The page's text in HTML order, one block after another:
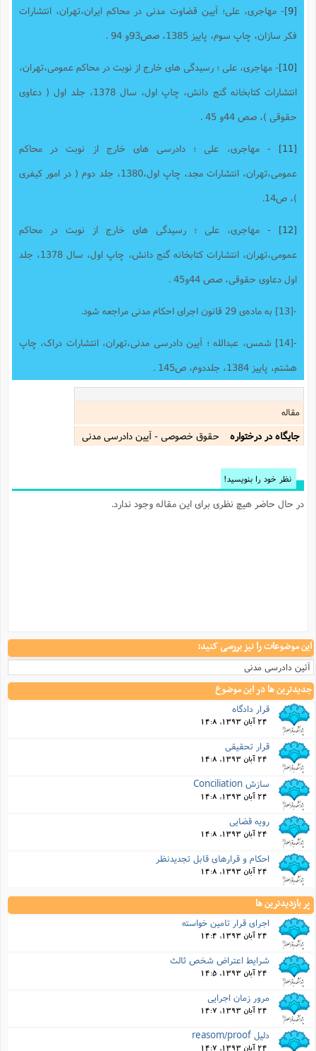
- مهاجری، علی؛ آیین قضاوت مدنی در محاکم ایران،تهران، انتشارات
فکر سازان، چاپ سوم، پاییز 1385، صص93و 94 .
- مهاجری، علی ؛ رسیدگی های خارج از نوبت در محاکم عمومی،تهران،
انتشارات کتابخانه گنج دانش، چاپ اول، سال 1378، جلد اول ( دعاوی
حقوقی )، صص 44و 45 .
- مهاجری، علی ؛ دادرسی های خارج از نوبت در محاکم
عمومی،تهران، انتشارات مجد، چاپ اول،1380، جلد دوم ( در امور کیفری
)، ص14.
- مهاجری، علی ؛ رسیدگی های خارج از نوبت در محاکم
عمومی،تهران، انتشارات کتابخانه گنج دانش، چاپ اول، سال 1378، جلد
اول دعاوی حقوقی، صص 44و45 .
-[13] به ماده‌ی 29 قانون اجرای احکام مدنی مراجعه شود.
-[14] شمس، عبدالله ؛ آیین دادرسی مدنی،تهران، انتشارات دراک، چاپ
هشتم، پاییز 1384، جلددوم، ص145 .
مقاله
جایگاه در درختواره
حقوق خصوصی - آیین دادرسی مدنی
نظر خود را بنویسید!
در حال حاضر هیچ نظری برای این مقاله وجود ندارد.
این موضوعات را نیز بررسی کنید:
آئین‌ دادرسی مدنی
جدیدترین ها در این موضوع
قرار دادگاه
24 آبان 1393, 14:8
قرار تحقیقی
24 آبان 1393, 14:8
سازش Conciliation
24 آبان 1393, 14:8
رویه قضایی
24 آبان 1393, 14:8
احکام و قرارهای قابل تجدیدنظر
24 آبان 1393, 14:8
پر بازدیدترین ها
اجرای قرار تامین خواسته
24 آبان 1393, 14:4
شرایط اعتراض شخص ثالث
24 آبان 1393, 14:5
مرور زمان اجرایی
24 آبان 1393, 14:7
دلیل reasom/proof
24 آبان 1393, 14:7